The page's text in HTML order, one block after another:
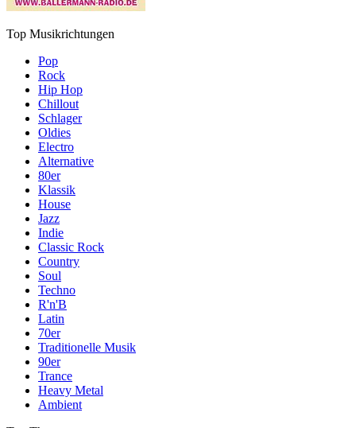
Top Musikrichtungen
Pop
Rock
Hip Hop
Chillout
Schlager
Oldies
Electro
Alternative
80er
Klassik
House
Jazz
Indie
Classic Rock
Country
Soul
Techno
R'n'B
Latin
70er
Traditionelle Musik
90er
Trance
Heavy Metal
Ambient